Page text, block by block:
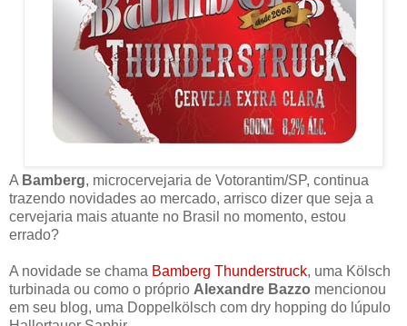
A Bamberg, microcervejaria de Votorantim/SP, continua
trazendo novidades ao mercado, arrisco dizer que seja a
cervejaria mais atuante no Brasil no momento, estou
errado?
A novidade se chama Bamberg Thunderstruck, uma Kölsch
turbinada ou como o próprio Alexandre Bazzo mencionou
em seu blog, uma Doppelkölsch com dry hopping do lúpulo